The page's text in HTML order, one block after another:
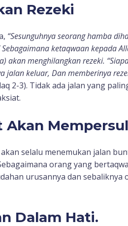
Rezeki
“Sesunguhnya seorang hamba
ketaqwaan kepada
akan menghilangkan rezeki.
jalan keluar, Dan memberinya
2-3). Tidak ada jalan yang
Akan
selalu menemukan jalan
orang yang
urusannya dan sebaliknya
Dalam Hati.